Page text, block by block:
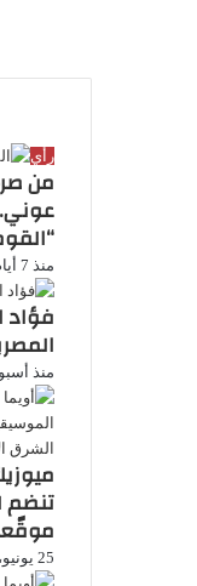
رأي
من
منذ 7 أيام
فؤاد
منذ
تنضم
25 يونيو، 2026